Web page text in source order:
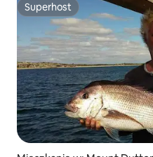
Superhost
Superhost